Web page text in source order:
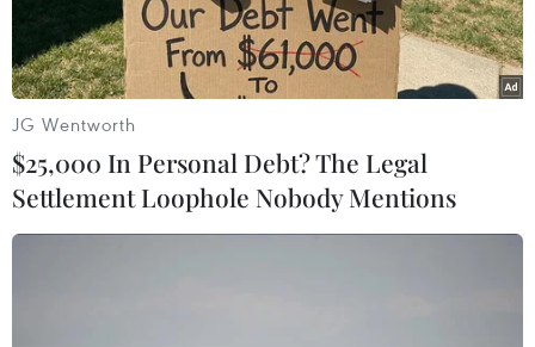
Mong các anh, từng giây, từng phút đó!
Về đi nhé, tiếng dân mình đang ngỏ,
Đây là MỆNH LỆNH... Các anh có nghe không?"
Đã tìm thấy thi thể của 13 cán bộ công tác thiệt
mạng trong vụ sạt lở ở Trạm kiểm lâm 67, lực
JG Wentworth
$25,000 In Personal Debt? The Legal
Settlement Loophole Nobody Mentions